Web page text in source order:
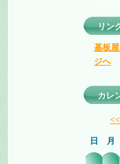
リン
基板
ジへ
カレ
<<
日 月